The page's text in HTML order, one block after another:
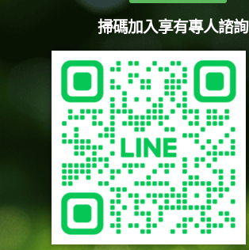
掃碼加入享有專人諮詢